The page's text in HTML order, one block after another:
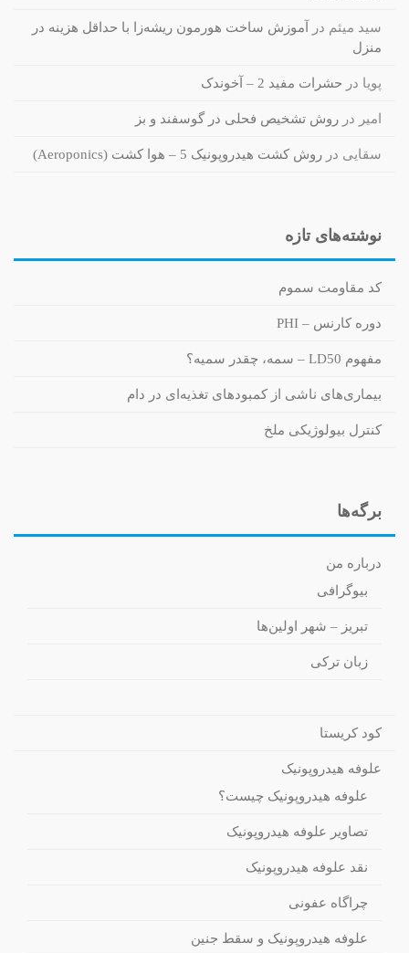
سید میثم در
آموزش ساخت هورمون ریشه‌زا با حداقل هزینه در
منزل
پویا در حشرات مفید 2 – آخوندک
امیر در روش تشخیص فحلی در گوسفند و بز
سقایی در روش کشت هیدروپونیک 5 – هوا کشت (Aeroponics)
نوشته‌های تازه
کد مقاومت سموم
دوره کارنس – PHI
مفهوم LD50 – سمه، چقدر سمیه؟
بیماری‌های ناشی از کمبودهای تغذیه‌ای در دام
کنترل بیولوژیکی ملخ
برگه‌ها
درباره من
بیوگرافی
تبریز – شهر اولین‌ها
زبان ترکی
کود کریستا
علوفه هیدروپونیک
علوفه هیدروپونیک چیست؟
تصاویر علوفه هیدروپونیک
نقد علوفه هیدروپونیک
چراگاه عفونی
علوفه هیدروپونیک و سقط جنین